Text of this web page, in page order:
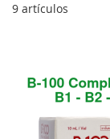
9 artículos